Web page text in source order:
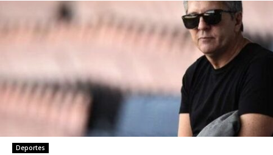
Deportes